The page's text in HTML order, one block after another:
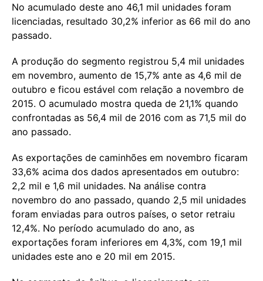
No acumulado deste ano 46,1 mil unidades foram
licenciadas, resultado 30,2% inferior as 66 mil do ano
passado.
A produção do segmento registrou 5,4 mil unidades
em novembro, aumento de 15,7% ante as 4,6 mil de
outubro e ficou estável com relação a novembro de
2015. O acumulado mostra queda de 21,1% quando
confrontadas as 56,4 mil de 2016 com as 71,5 mil do
ano passado.
As exportações de caminhões em novembro ficaram
33,6% acima dos dados apresentados em outubro:
2,2 mil e 1,6 mil unidades. Na análise contra
novembro do ano passado, quando 2,5 mil unidades
foram enviadas para outros países, o setor retraiu
12,4%. No período acumulado do ano, as
exportações foram inferiores em 4,3%, com 19,1 mil
unidades este ano e 20 mil em 2015.